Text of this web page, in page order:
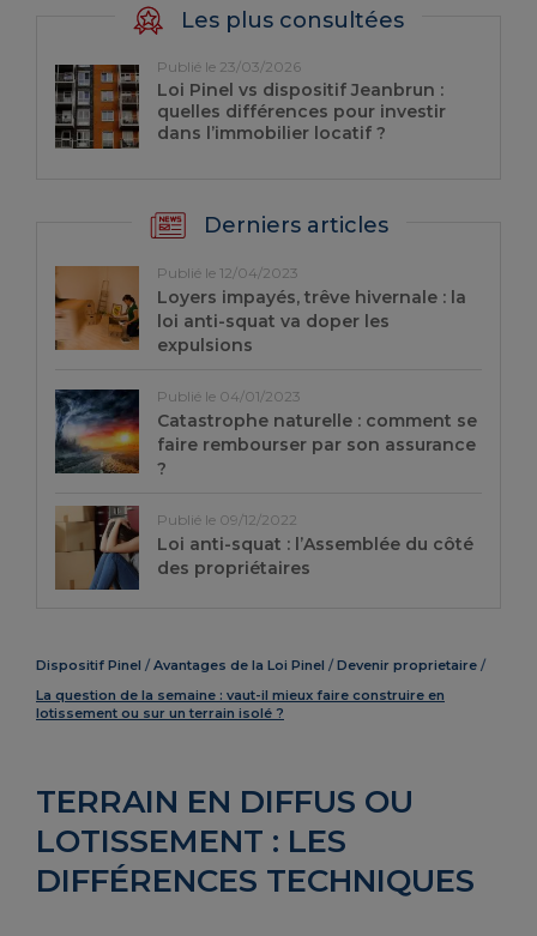
Dispositif Pinel Avantages de la Loi Pinel
Devenir proprietaire
La question de la semaine : vaut-il mieux faire construire en
lotissement ou sur un terrain isolé ?
TERRAIN EN DIFFUS OU
LOTISSEMENT : LES
DIFFÉRENCES TECHNIQUES
Les plus consultées
Publié le 23/03/2026
Loi Pinel vs dispositif Jeanbrun :
quelles différences pour investir
dans l’immobilier locatif ?
Derniers articles
Publié le 12/04/2023
Loyers impayés, trêve hivernale : la
loi anti-squat va doper les
expulsions
Publié le 04/01/2023
Catastrophe naturelle : comment se
faire rembourser par son assurance
?
Publié le 09/12/2022
Loi anti-squat : l’Assemblée du côté
des propriétaires